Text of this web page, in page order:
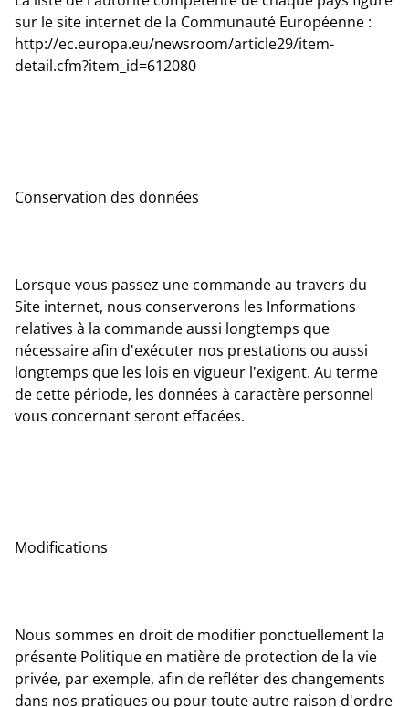
sur le site internet de la Communauté Européenne :
http://ec.europa.eu/newsroom/article29/item-
detail.cfm?item_id=612080
Conservation des données
Lorsque vous passez une commande au travers du
Site internet, nous conserverons les Informations
relatives à la commande aussi longtemps que
nécessaire afin d'exécuter nos prestations ou aussi
longtemps que les lois en vigueur l'exigent. Au terme
de cette période, les données à caractère personnel
vous concernant seront effacées.
Modifications
Nous sommes en droit de modifier ponctuellement la
présente Politique en matière de protection de la vie
privée, par exemple, afin de refléter des changements
dans nos pratiques ou pour toute autre raison d'ordre